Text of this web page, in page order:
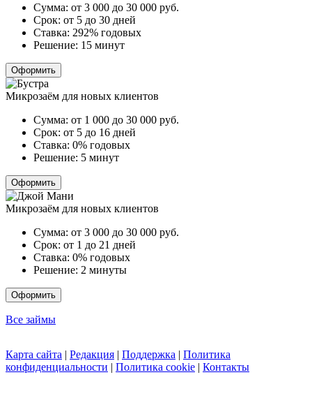
Сумма: от 3 000 до 30 000 руб.
Срок: от 5 до 30 дней
Ставка: 292% годовых
Решение: 15 минут
Оформить
Микрозаём для новых клиентов
Сумма: от 1 000 до 30 000 руб.
Срок: от 5 до 16 дней
Ставка: 0% годовых
Решение: 5 минут
Оформить
Микрозаём для новых клиентов
Сумма: от 3 000 до 30 000 руб.
Срок: от 1 до 21 дней
Ставка: 0% годовых
Решение: 2 минуты
Оформить
Все займы
Карта сайта | Редакция | Поддержка | Политика
конфиденциальности | Политика cookie | Контакты